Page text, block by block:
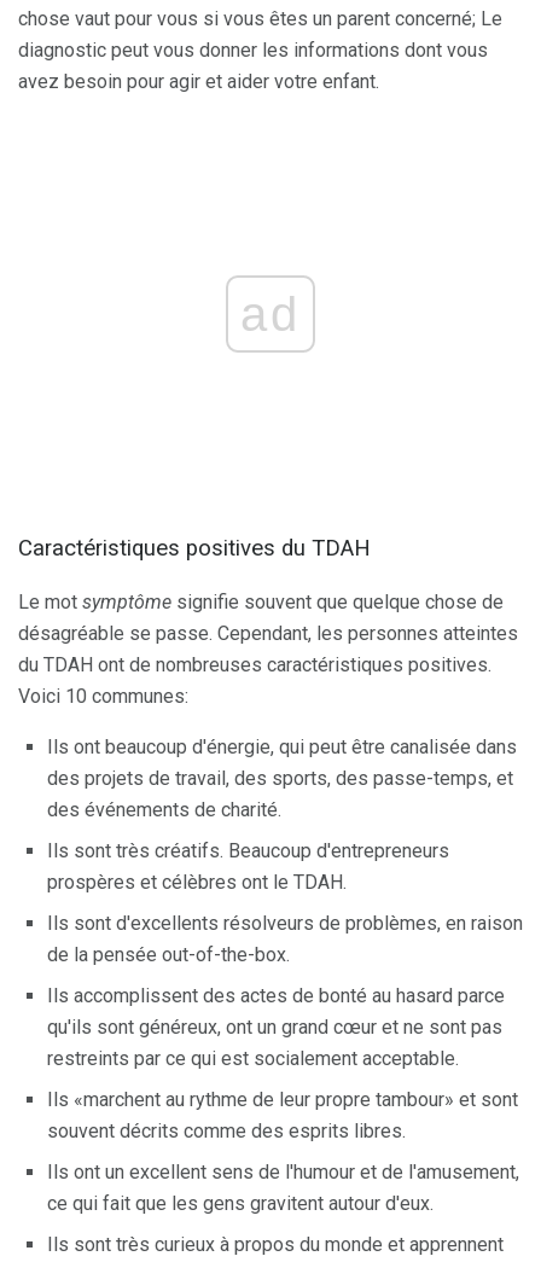
chose vaut pour vous si vous êtes un parent concerné; Le
diagnostic peut vous donner les informations dont vous
avez besoin pour agir et aider votre enfant.
ad
Caractéristiques positives du TDAH
Le mot symptôme signifie souvent que quelque chose de
désagréable se passe. Cependant, les personnes atteintes
du TDAH ont de nombreuses caractéristiques positives.
Voici 10 communes:
Ils ont beaucoup d'énergie, qui peut être canalisée dans
des projets de travail, des sports, des passe-temps, et
des événements de charité.
Ils sont très créatifs. Beaucoup d'entrepreneurs
prospères et célèbres ont le TDAH.
Ils sont d'excellents résolveurs de problèmes, en raison
de la pensée out-of-the-box.
Ils accomplissent des actes de bonté au hasard parce
qu'ils sont généreux, ont un grand cœur et ne sont pas
restreints par ce qui est socialement acceptable.
Ils «marchent au rythme de leur propre tambour» et sont
souvent décrits comme des esprits libres.
Ils ont un excellent sens de l'humour et de l'amusement,
ce qui fait que les gens gravitent autour d'eux.
Ils sont très curieux à propos du monde et apprennent